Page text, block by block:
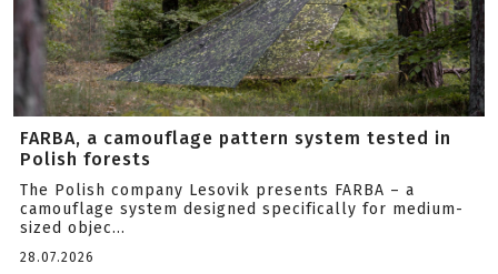
FARBA, a camouflage pattern system tested in
Polish forests
The Polish company Lesovik presents FARBA – a
camouflage system designed specifically for medium-
sized objec...
28.07.2026